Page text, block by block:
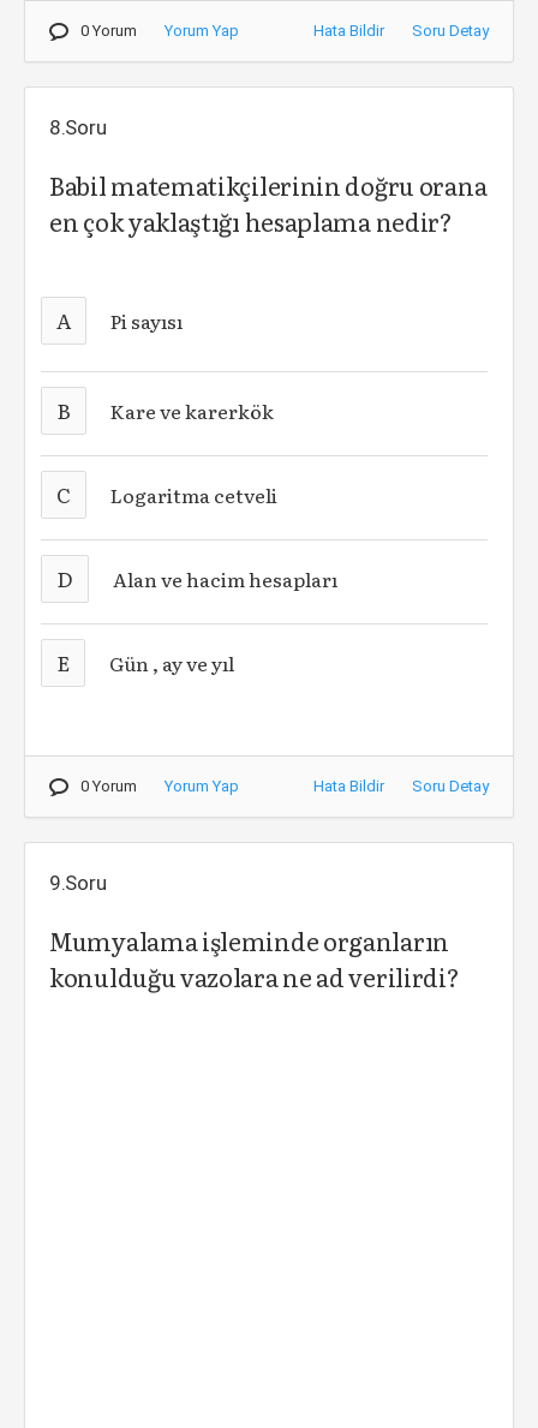
0 Yorum Yorum Yap Hata Bildir Soru Detay
8.Soru
Babil matematikçilerinin doğru orana
en çok yaklaştığı hesaplama nedir?
A Pi sayısı
B Kare ve karerkök
C Logaritma cetveli
D Alan ve hacim hesapları
E Gün , ay ve yıl
0 Yorum Yorum Yap Hata Bildir Soru Detay
9.Soru
Mumyalama işleminde organların
konulduğu vazolara ne ad verilirdi?